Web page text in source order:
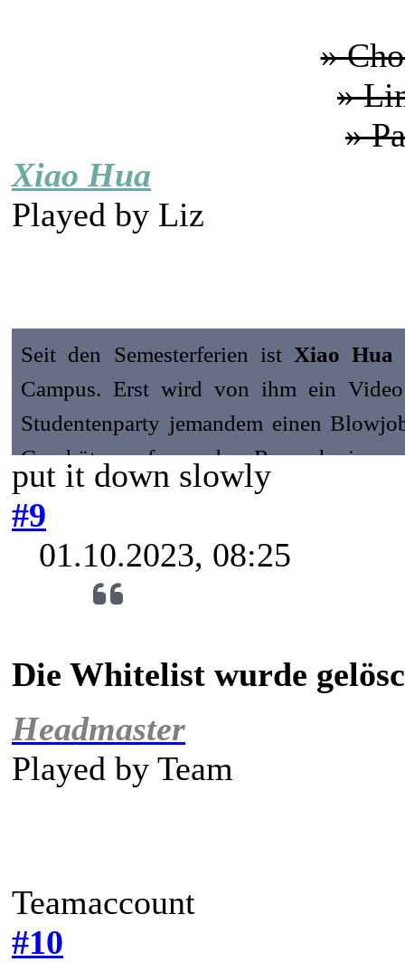
»
»
»
Xiao Hua
Played by Liz
Seit den Semesterferien ist Xiao Hua
Campus. Erst wird von ihm ein
Studentenparty jemandem einen
Geschütze auf, um den Rausschmiss
zurückgezogene Choreografie-
Mitstudenten machen sich nun einen
Dass der Chinese schon immer eher
solchen Versuchen beeindrucken lässt,
put it down slowly
#9
01.10.2023, 08:25
Die Whitelist wurde
Headmaster
Played by Team
Teamaccount
#10